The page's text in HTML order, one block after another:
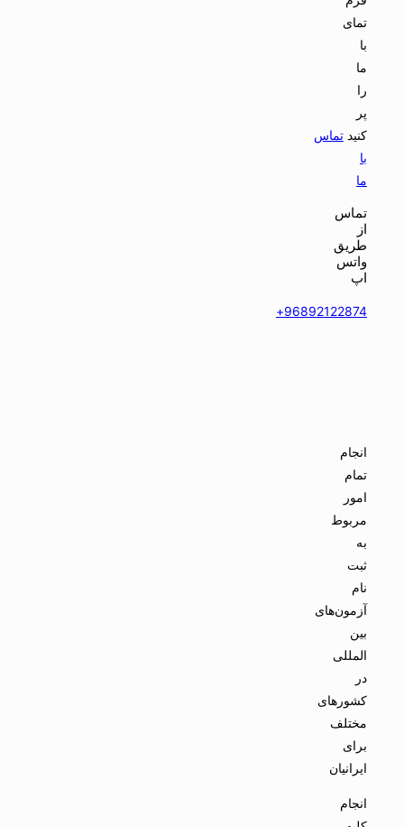
تمای
با
ما
را
پر
کنید تماس
با
ما
تماس
از
طریق
واتس
اپ
96892122874+
انجام
تمام
امور
مربوط
به
ثبت
نام
آزمون‌های
بین
المللی
در
کشورهای
مختلف
برای
ایرانیان
انجام